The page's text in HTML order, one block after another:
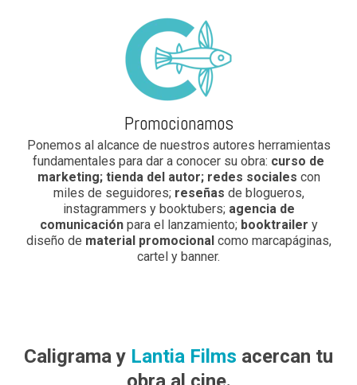
Promocionamos
Ponemos al alcance de nuestros autores herramientas
fundamentales para dar a conocer su obra: curso de
marketing; tienda del autor; redes sociales con
miles de seguidores; reseñas de blogueros,
instagrammers y booktubers; agencia de
comunicaciónpara el lanzamiento; booktrailer y
diseño de material promocionalcomo marcapáginas,
cartel y banner.
Caligrama y Lantia Films acercan tu